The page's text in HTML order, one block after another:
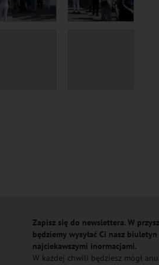
Zapisz się do newslettera. W
będziemy wysyłać Ci nasz biuletyn
najciekawszymi inormacjami.
W każdej chwili będziesz mógł